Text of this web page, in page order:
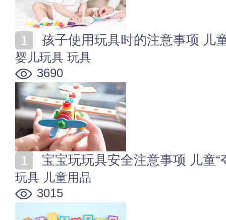
孩子使用玩具时的注意事项 儿
婴儿玩具 玩具
3690
宝宝玩玩具安全注意事项 儿童
玩具 儿童用品
3015